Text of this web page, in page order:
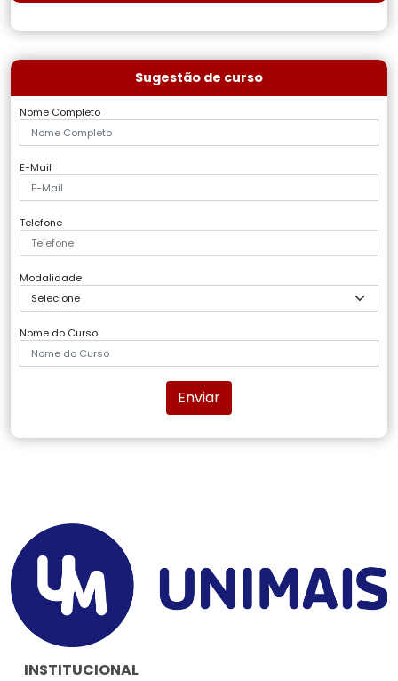
Sugestão de curso
Nome Completo
E-Mail
Telefone
Modalidade
Nome do Curso
Enviar
INSTITUCIONAL